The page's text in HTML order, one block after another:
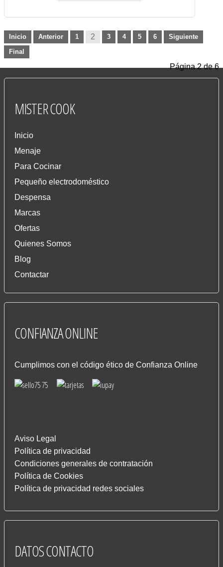
Inicio Anterior 1 2 3 4 5 6
Siguiente
Final
Página 2 de 6
MISTERCOOK
Inicio
Menaje
Para Cocinar
Pequeño electrodoméstico
Despensa
Marcas
Ofertas
Quienes Somos
Blog
Contactar
CONFIANZAONLINE
Cumplimos con el código ético de Confianza Online
Aviso Legal
Política de privacidad
Condiciones generales de contratación
Política de Cookies
Política de privacidad redes sociales
DATOSCONTACTO